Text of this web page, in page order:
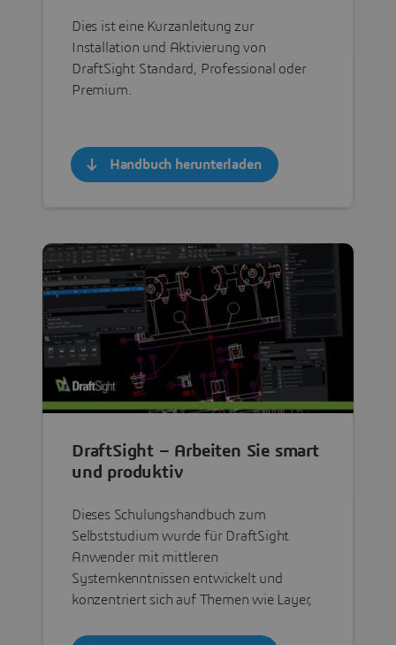
Dies ist eine Kurzanleitung zur
Installation und Aktivierung von
DraftSight Standard, Professional oder
Premium.
Handbuch herunterladen
DraftSight – Arbeiten Sie smart
und produktiv
Dieses Schulungshandbuch zum
Selbststudium wurde für DraftSight
Anwender mit mittleren
Systemkenntnissen entwickelt und
konzentriert sich auf Themen wie Layer,